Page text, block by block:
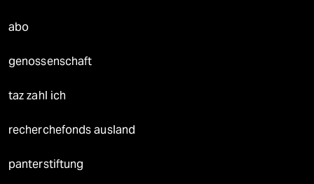
abo
genossenschaft
taz zahl ich
recherchefonds ausland
panterstiftung